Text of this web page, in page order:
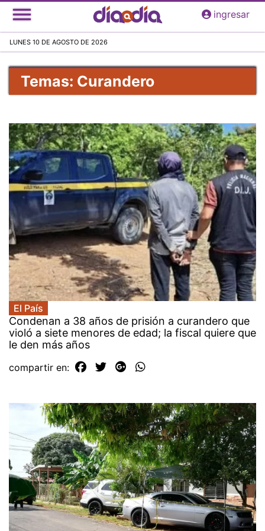
Pasar
al
principal
ingresar
LUNES 10 DE AGOSTO DE 2026
Temas: Curandero
El País
Condenan a 38 años de prisión a curandero que
violó a siete menores de edad; la fiscal quiere que
le den más años
compartir en: